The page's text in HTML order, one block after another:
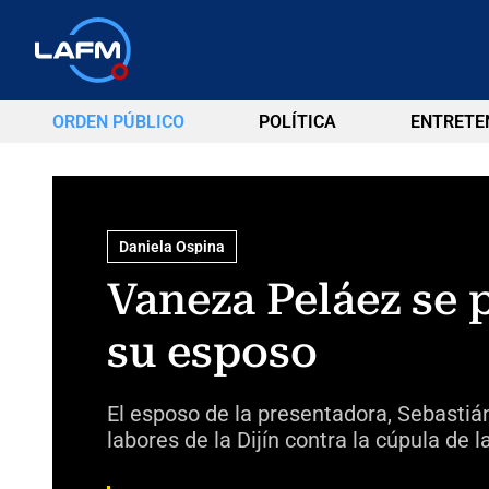
ORDEN PÚBLICO POLÍTICA
Daniela Ospina
Vaneza Peláez
su esposo
El esposo de la presentadora,
labores de la Dijín contra la cúpula de